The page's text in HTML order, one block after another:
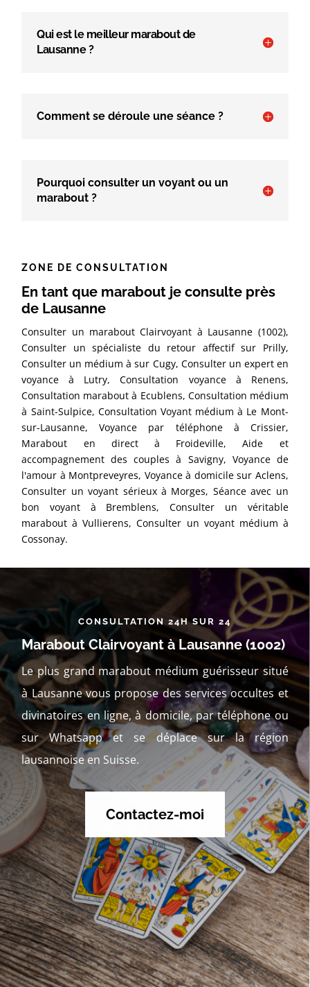
Qui est le meilleur marabout de
Lausanne ?
Comment se déroule une séance ?
Pourquoi consulter un voyant ou un
marabout ?
ZONE DE CONSULTATION
En tant que marabout je consulte près
de Lausanne
Consulter un marabout Clairvoyant à Lausanne (1002),
Consulter un spécialiste du retour affectif sur Prilly,
Consulter un médium à sur Cugy, Consulter un expert en
voyance à Lutry, Consultation voyance à Renens,
Consultation marabout à Ecublens, Consultation médium
à Saint-Sulpice, Consultation Voyant médium à Le Mont-
sur-Lausanne, Voyance par téléphone à Crissier,
Marabout en direct à Froideville, Aide et
accompagnement des couples à Savigny, Voyance de
l'amour à Montpreveyres, Voyance à domicile sur Aclens,
Consulter un voyant sérieux à Morges, Séance avec un
bon voyant à Bremblens, Consulter un véritable
marabout à Vullierens, Consulter un voyant médium à
Cossonay.
CONSULTATION 24H SUR 24
Marabout Clairvoyant à Lausanne (1002)
Le plus grand marabout médium guérisseur situé
à Lausanne vous propose des services occultes et
divinatoires en ligne, à domicile, par téléphone ou
sur Whatsapp et se déplace sur la région
lausannoise en Suisse.
Contactez-moi